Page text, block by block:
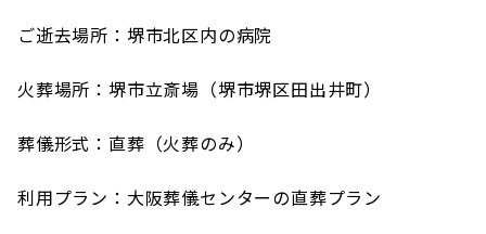
ご逝去場所：堺市北区内の病院
火葬場所：堺市立斎場（堺市堺区田出井町）
葬儀形式：直葬（火葬のみ）
利用プラン：大阪葬儀センターの直葬プラン